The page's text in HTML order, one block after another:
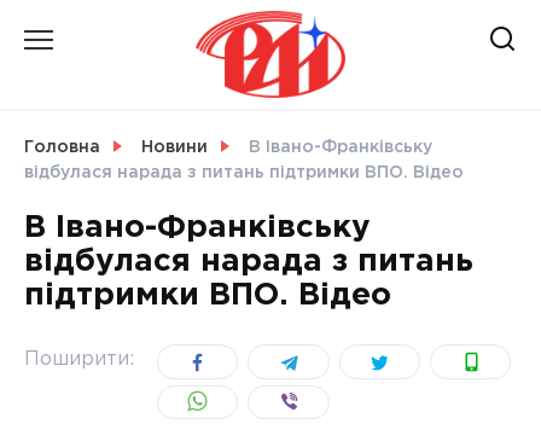
Головна Новини
В Івано-Франківську
відбулася нарада з питань підтримки ВПО. Відео
В Івано-Франківську
відбулася нарада з питань
підтримки ВПО. Відео
Поширити: